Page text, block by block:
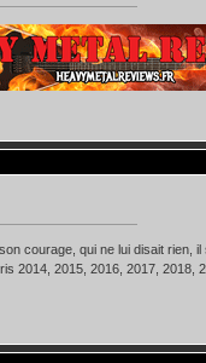
courage, qui ne lui disait rien,
2014, 2015, 2016, 2017, 2018,